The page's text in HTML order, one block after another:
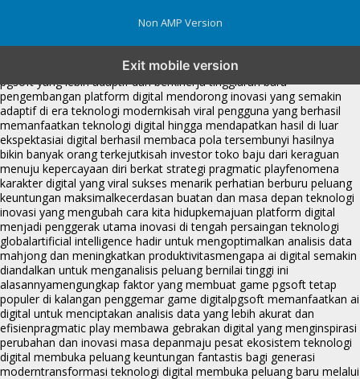
Non AMP Version
Exit mobile version
menghadirkan inovasi berkualitasai digital menjadi kunci analisis data
pgsoft yang lebih adaptif dan berkinerja tinggiarah baru
pengembangan platform digital mendorong inovasi yang semakin
adaptif di era teknologi modernkisah viral pengguna yang berhasil
memanfaatkan teknologi digital hingga mendapatkan hasil di luar
ekspektasiai digital berhasil membaca pola tersembunyi hasilnya
bikin banyak orang terkejutkisah investor toko baju dari keraguan
menuju kepercayaan diri berkat strategi pragmatic playfenomena
karakter digital yang viral sukses menarik perhatian berburu peluang
keuntungan maksimalkecerdasan buatan dan masa depan teknologi
inovasi yang mengubah cara kita hidupkemajuan platform digital
menjadi penggerak utama inovasi di tengah persaingan teknologi
globalartificial intelligence hadir untuk mengoptimalkan analisis data
mahjong dan meningkatkan produktivitasmengapa ai digital semakin
diandalkan untuk menganalisis peluang bernilai tinggi ini
alasannyamengungkap faktor yang membuat game pgsoft tetap
populer di kalangan penggemar game digitalpgsoft memanfaatkan ai
digital untuk menciptakan analisis data yang lebih akurat dan
efisienpragmatic play membawa gebrakan digital yang menginspirasi
perubahan dan inovasi masa depanmaju pesat ekosistem teknologi
digital membuka peluang keuntungan fantastis bagi generasi
moderntransformasi teknologi digital membuka peluang baru melalui